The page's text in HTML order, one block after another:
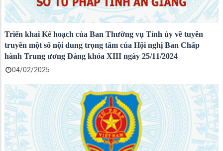
Triển khai Kế hoạch của Ban Thường vụ Tỉnh ủy về tuyên
truyền một số nội dung trọng tâm của Hội nghị Ban Chấp
hành Trung ương Đảng khóa XIII ngày 25/11/2024
04/02/2025